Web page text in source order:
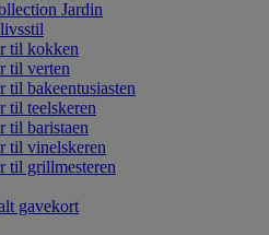
Jardin
til kokken
til verten
til bakeentusiasten
til teelskeren
til baristaen
til vinelskeren
til grillmesteren
gavekort